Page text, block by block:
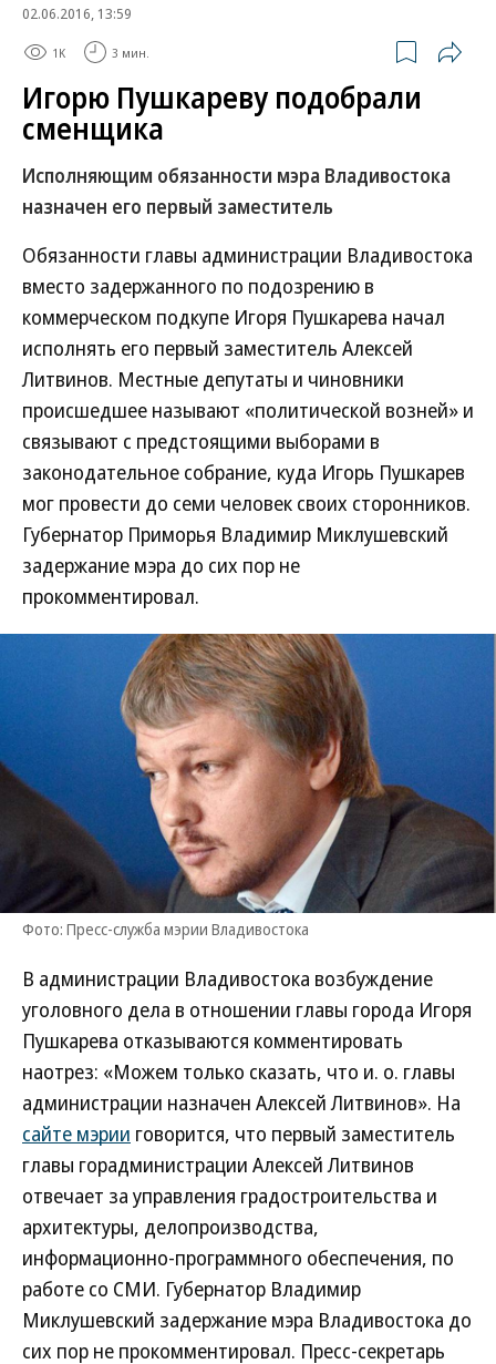
02.06.2016, 13:59
1K 3 мин.
Игорю Пушкареву подобрали
сменщика
Исполняющим обязанности мэра Владивостока
назначен его первый заместитель
Обязанности главы администрации Владивостока
вместо задержанного по подозрению в
коммерческом подкупе Игоря Пушкарева начал
исполнять его первый заместитель Алексей
Литвинов. Местные депутаты и чиновники
происшедшее называют «политической возней» и
связывают с предстоящими выборами в
законодательное собрание, куда Игорь Пушкарев
мог провести до семи человек своих сторонников.
Губернатор Приморья Владимир Миклушевский
задержание мэра до сих пор не
прокомментировал.
Фото: Пресс-служба мэрии Владивостока
В администрации Владивостока возбуждение
уголовного дела в отношении главы города Игоря
Пушкарева отказываются комментировать
наотрез: «Можем только сказать, что и. о. главы
администрации назначен Алексей Литвинов». На
сайте мэрии говорится, что первый заместитель
главы горадминистрации Алексей Литвинов
отвечает за управления градостроительства и
архитектуры, делопроизводства,
информационно-программного обеспечения, по
работе со СМИ. Губернатор Владимир
Миклушевский задержание мэра Владивостока до
сих пор не прокомментировал. Пресс-секретарь